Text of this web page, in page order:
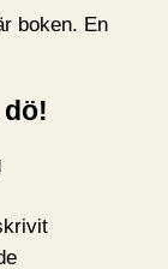
boken. En